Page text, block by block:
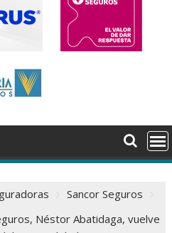
Sancor Seguros
Néstor Abatidaga, vuelve